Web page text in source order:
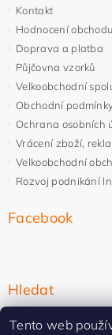
Kontakt
Hodnocení obchodu
Doprava a platba
Půjčovna vzorků
Velkoobchodní
Obchodní
Ochrana osobních
Vrácení zboží,
Velkoobchodní
Rozvoj podnikání
Facebook
Hledat
Tento web